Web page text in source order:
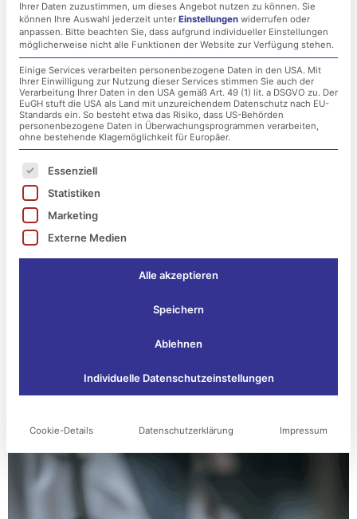
IT-Software & IT-Betreuung für
Arztpraxen im Großraum
Augsburg
Cyberangriffe, Datenverlust und interne
Risiken bedrohen die Existenz vieler
Unternehmen. Mit einem
IT-Security-Konzept von esko-systems
Sie Ihre Infrastruktur
– abgestimmt auf Ihr
Anforderungen und Ihre vorhandene IT-
Ihrer Daten zuzustimmen, um dieses Angebot nutzen zu können. Sie
können Ihre Auswahl jederzeit unter Einstellungen widerrufen oder
anpassen. Bitte beachten Sie, dass aufgrund individueller Einstellungen
möglicherweise nicht alle Funktionen der Website zur Verfügung stehen.
Einige Services verarbeiten personenbezogene Daten in den USA. Mit
Ihrer Einwilligung zur Nutzung dieser Services stimmen Sie auch der
Verarbeitung Ihrer Daten in den USA gemäß Art. 49 (1) lit. a DSGVO zu. Der
EuGH stuft die USA als Land mit unzureichendem Datenschutz nach EU-
Standards ein. So besteht etwa das Risiko, dass US-Behörden
personenbezogene Daten in Überwachungsprogrammen verarbeiten,
ohne bestehende Klagemöglichkeit für Europäer.
Es folgt eine Liste der Service-Gruppen, für die
Essenziell
Statistiken
Marketing
Externe Medien
Alle akzeptieren
Speichern
Ablehnen
Individuelle Datenschutzeinstellungen
Cookie-Details Datenschutzerklärung Impressum